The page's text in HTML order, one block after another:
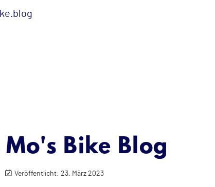
Bike Blog
Veröffentlicht: 23. März 2023